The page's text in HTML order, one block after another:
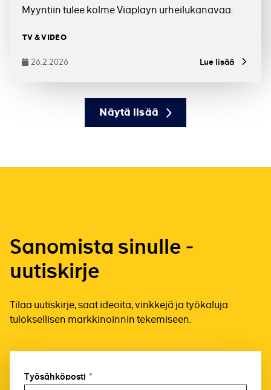
Myyntiin tulee kolme Viaplayn urheilukanavaa.
Tagit
TV & VIDEO
Julkaistu
26.2.2026 Lue lisää
Näytä lisää
Sanomista sinulle -
uutiskirje
Tilaa uutiskirje, saat ideoita, vinkkejä ja työkaluja
tuloksellisen markkinoinnin tekemiseen.
*
Työsähköposti